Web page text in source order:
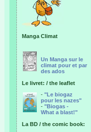
Manga Climat
Un Manga sur le
climat pour et par
des ados
Le livret: / the leaflet
- "Le biogaz
pour les nazes"
- "Biogas -
What a blast!"
La BD / the comic book: